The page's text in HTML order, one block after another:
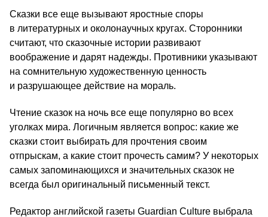
Сказки все еще вызывают яростные споры
в литературных и околонаучных кругах. Сторонники
считают, что сказочные истории развивают
воображение и дарят надежды. Противники указывают
на сомнительную художественную ценность
и разрушающее действие на мораль.
Чтение сказок на ночь все еще популярно во всех
уголках мира. Логичным является вопрос: какие же
сказки стоит выбирать для прочтения своим
отпрыскам, а какие стоит прочесть самим? У некоторых
самых запоминающихся и значительных сказок не
всегда был оригинальный письменный текст.
Редактор английской газеты Guardian Culture выбрала